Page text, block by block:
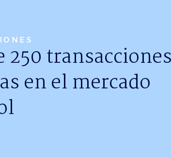
250 transacciones
en el mercado